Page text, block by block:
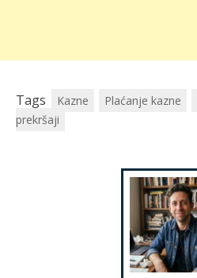
Tags Kazne Plaćanje kazne
prekršaji